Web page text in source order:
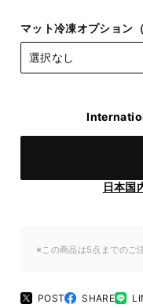
マット冷凍オプション
日本国
※この商品は5点までのご
POST SHARE